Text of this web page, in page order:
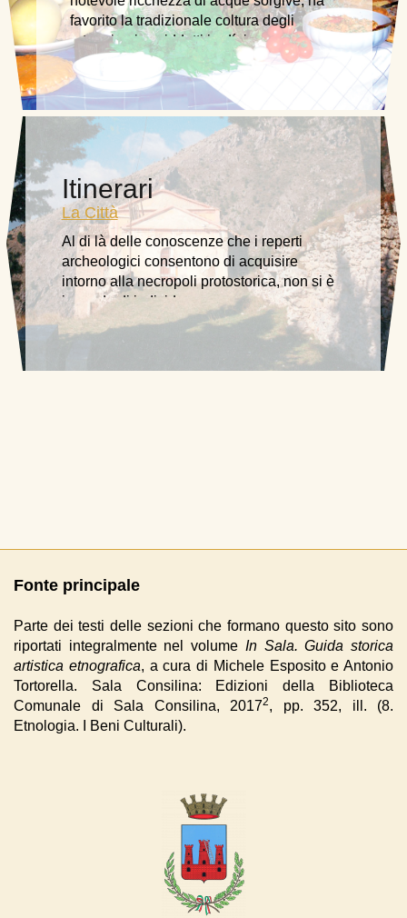
favorito la tradizionale coltura degli
ortaggi nei cosiddetti jardíni ……
Itinerari
La Città
Al di là delle conoscenze che i reperti
archeologici consentono di acquisire
intorno alla necropoli protostorica, non si è
in grado di individuare …………
Fonte principale
Parte dei testi delle sezioni che formano questo sito sono
riportati integralmente nel volume In Sala. Guida storica
artistica etnografica, a cura di Michele Esposito e Antonio
Tortorella. Sala Consilina: Edizioni della Biblioteca
Comunale di Sala Consilina, 20172, pp. 352, ill. (8.
Etnologia. I Beni Culturali).